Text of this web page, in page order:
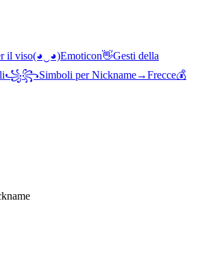
il viso(◕‿◕)Emoticon👋Gesti della
꧁꧂Simboli per Nickname→Frecce💰